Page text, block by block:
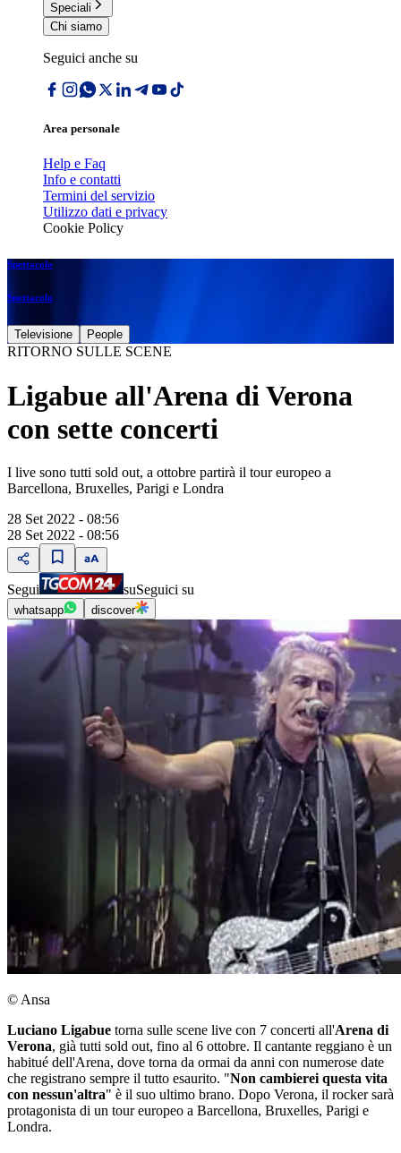
Speciali
Chi siamo
Seguici anche su
Area personale
Help e Faq
Info e contatti
Termini del servizio
Utilizzo dati e privacy
Cookie Policy
Spettacolo
Spettacolo
Televisione People
RITORNO SULLE SCENE
Ligabue all'Arena di Verona
con sette concerti
I live sono tutti sold out, a ottobre partirà il tour europeo a
Barcellona, Bruxelles, Parigi e Londra
28 Set 2022 - 08:56
28 Set 2022 - 08:56
Segui suSeguici su
whatsapp discover
© Ansa
Luciano Ligabue torna sulle scene live con 7 concerti all'Arena di
Verona, già tutti sold out, fino al 6 ottobre. Il cantante reggiano è un
habitué dell'Arena, dove torna da ormai da anni con numerose date
che registrano sempre il tutto esaurito. "Non cambierei questa vita
con nessun'altra" è il suo ultimo brano. Dopo Verona, il rocker sarà
protagonista di un tour europeo a Barcellona, Bruxelles, Parigi e
Londra.